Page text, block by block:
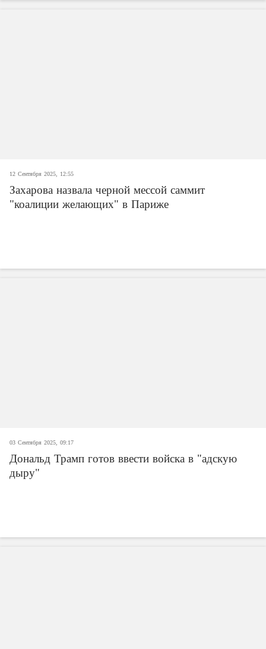
12 Сентября 2025, 12:55
Захарова назвала черной мессой саммит
"коалиции желающих" в Париже
03 Сентября 2025, 09:17
Дональд Трамп готов ввести войска в "адскую
дыру"